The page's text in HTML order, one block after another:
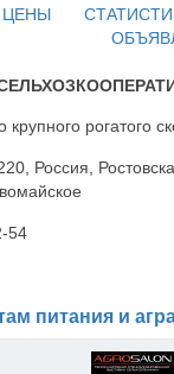
ЦЕНЫ
крупного рогатого
Россия,
54
питания и